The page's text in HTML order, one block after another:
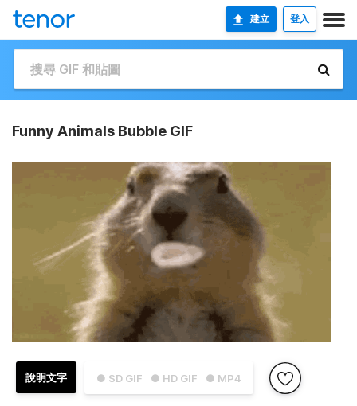
建立 登入
Funny Animals Bubble GIF
● SD GIF ● HD GIF ● MP4
說明文字